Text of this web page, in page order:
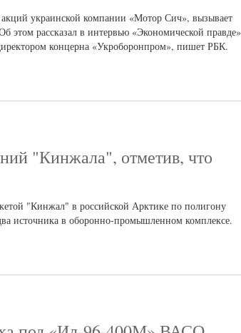
украинской компании «Мотор Сич», вызывает
этом рассказал в интервью «Экономической правде»
концерна «Укроборонпром», пишет РБК.
"Кинжала", отметив, что
"Кинжал" в российской Арктике по полигону
источника в оборонно-промышленном комплексе.